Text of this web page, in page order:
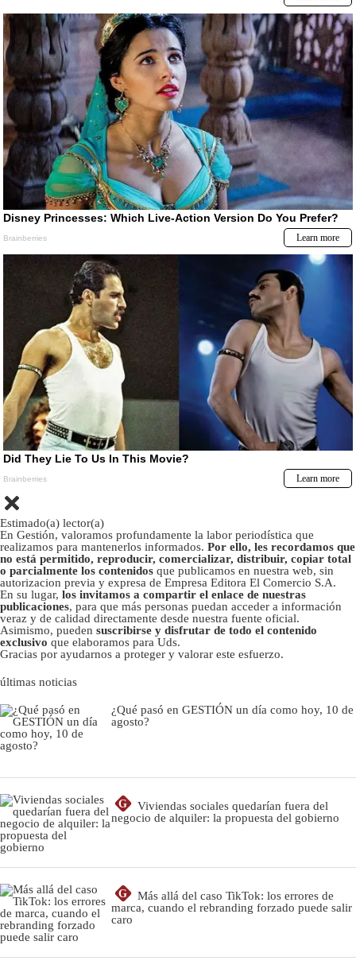
Estimado(a) lector(a)
En Gestión, valoramos profundamente la labor periodística que
realizamos para mantenerlos informados. Por ello, les recordamos que
no está permitido, reproducir, comercializar, distribuir, copiar total
o parcialmente los contenidos que publicamos en nuestra web, sin
autorizacion previa y expresa de Empresa Editora El Comercio S.A.
En su lugar, los invitamos a compartir el enlace de nuestras
publicaciones, para que más personas puedan acceder a información
veraz y de calidad directamente desde nuestra fuente oficial.
Asimismo, pueden suscribirse y disfrutar de todo el contenido
exclusivo que elaboramos para Uds.
Gracias por ayudarnos a proteger y valorar este esfuerzo.
últimas noticias
¿Qué pasó en GESTIÓN un día como hoy, 10 de
agosto?
G
Viviendas sociales quedarían fuera del
negocio de alquiler: la propuesta del gobierno
G
Más allá del caso TikTok: los errores de
marca, cuando el rebranding forzado puede salir
caro